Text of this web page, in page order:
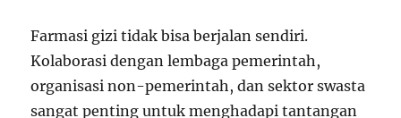
Farmasi gizi tidak bisa berjalan sendiri.
Kolaborasi dengan lembaga pemerintah,
organisasi non-pemerintah, dan sektor swasta
sangat penting untuk menghadapi tantangan